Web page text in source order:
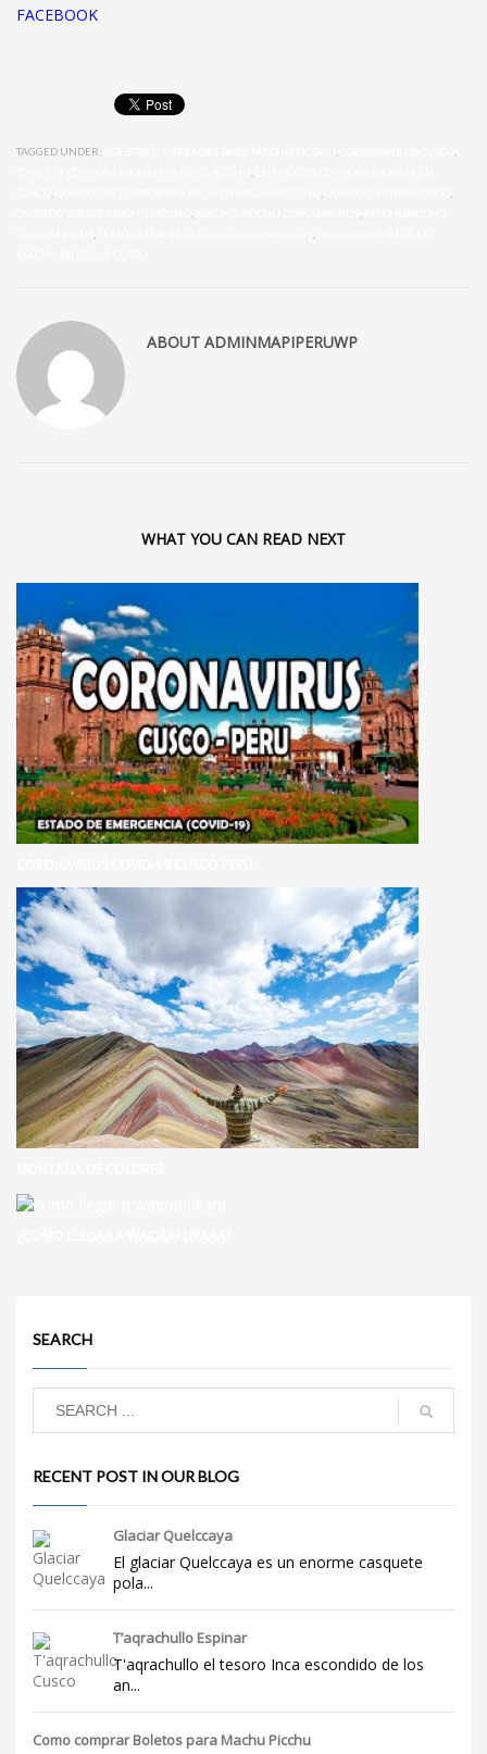
FACEBOOK
TAGGED UNDER:
ABOUT ADMINMAPIPERUWP
WHAT YOU CAN READ NEXT
SEARCH
RECENT POST IN OUR BLOG
Glaciar Quelccaya
El glaciar Quelccaya es un enorme casquete
pola...
T’aqrachullo Espinar
T'aqrachullo el tesoro Inca escondido de los
an...
Como comprar Boletos para Machu Picchu